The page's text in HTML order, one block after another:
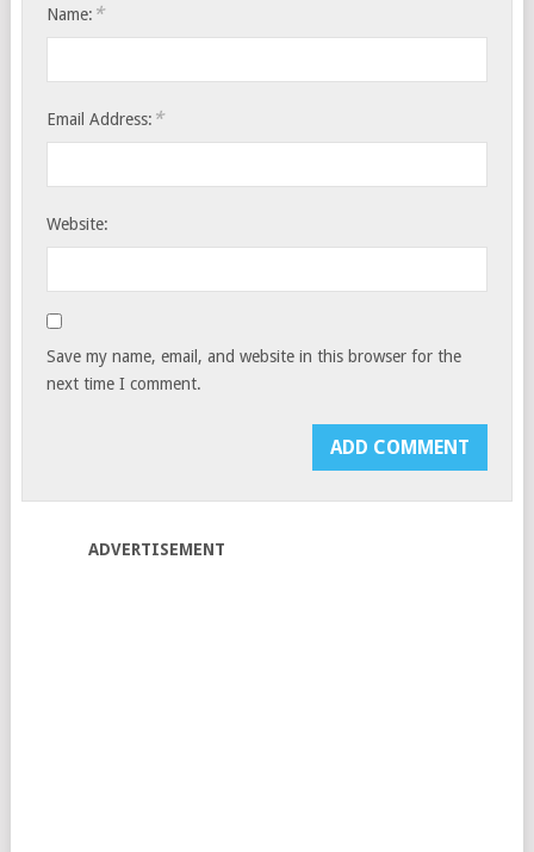
Name: *
Email Address: *
Website:
Save my name, email, and website in this browser for the
next time I comment.
ADVERTISEMENT